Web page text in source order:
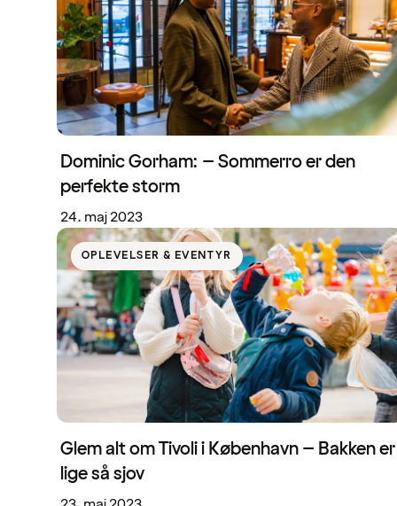
Dominic Gorham: – Sommerro er den
perfekte storm
24. maj 2023
OPLEVELSER & EVENTYR
Glem alt om Tivoli i København – Bakken er
lige så sjov